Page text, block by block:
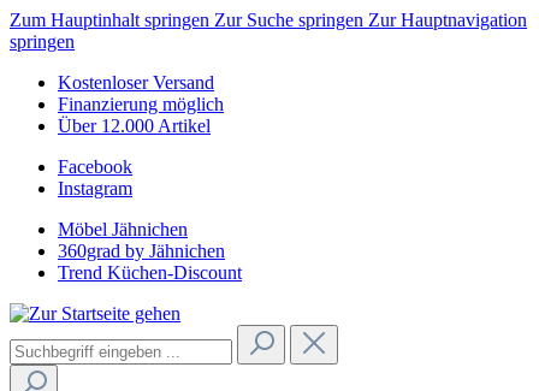
Zum Hauptinhalt springen Zur Suche springen Zur Hauptnavigation
springen
Kostenloser Versand
Finanzierung möglich
Über 12.000 Artikel
Facebook
Instagram
Möbel Jähnichen
360grad by Jähnichen
Trend Küchen-Discount